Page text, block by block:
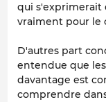
qui s'exprimerait
vraiment pour le
D'autres part
entendue que
davantage est
comprendre